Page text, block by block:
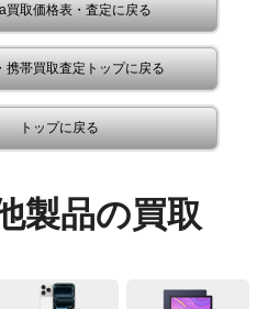
買取価格表・査定に戻る
携帯買取査定トップに戻る
トップに戻る
製品の買取